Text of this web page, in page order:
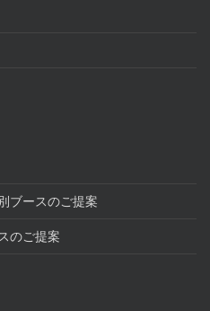
ブースのご提案
のご提案